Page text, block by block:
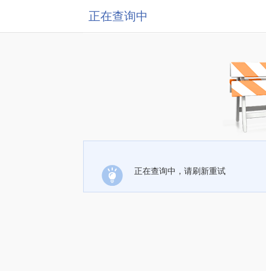
正在查询中
正在查询中，请刷新重试